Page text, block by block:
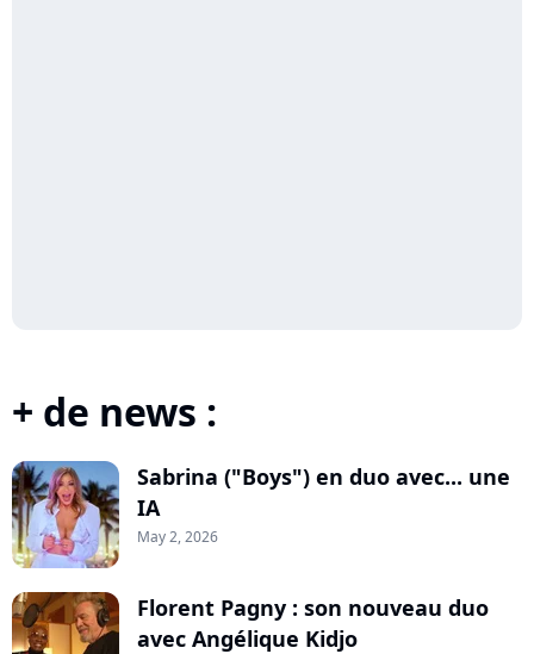
+ de news :
Sabrina ("Boys") en duo avec... une
IA
May 2, 2026
Florent Pagny : son nouveau duo
avec Angélique Kidjo